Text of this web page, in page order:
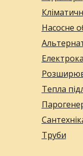
Насосне
Тепла
Труби